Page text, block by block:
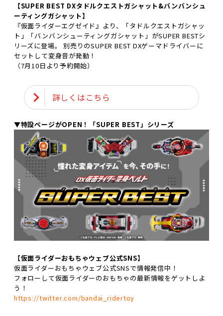
【SUPER BEST DXタドルクエストガシャット&バンバンシュ
ーティングガシャット】
『仮面ライダーエグゼイド』より、「タドルクエストガシャッ
ト」「バンバンシューティングガシャット」がSUPER BESTシ
リーズに登場。 別売りのSUPER BEST DXゲーマドライバーに
セットして変身音が発動！
（7月10日より予約開始）
詳しくはこちら
▼特設ページがOPEN！「SUPER BEST」シリーズ
【仮面ライダーおもちゃウェブ公式SNS】
仮面ライダーおもちゃウェブ公式SNSで情報発信中！
フォローして仮面ライダーのおもちゃの最新情報をゲットしよ
う！
https://twitter.com/bandai_ridertoy